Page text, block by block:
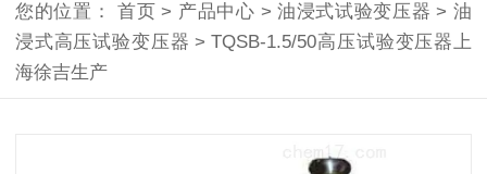
您的位置： 首页 > 产品中心 > 油浸式试验变压器 > 油
浸式高压试验变压器 > TQSB-1.5/50高压试验变压器上
海徐吉生产